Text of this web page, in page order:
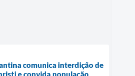
comunica interdição de
e convida população